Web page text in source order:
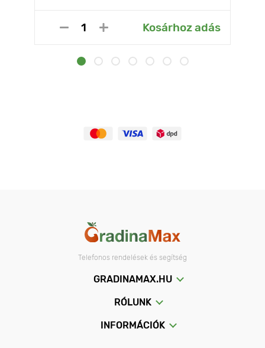
Kosárhoz adás
Telefonos rendelések és segítség
GRADINAMAX.HU
RÓLUNK
INFORMÁCIÓK